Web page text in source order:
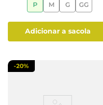
P M G GG
adicionar a sacola
-20%